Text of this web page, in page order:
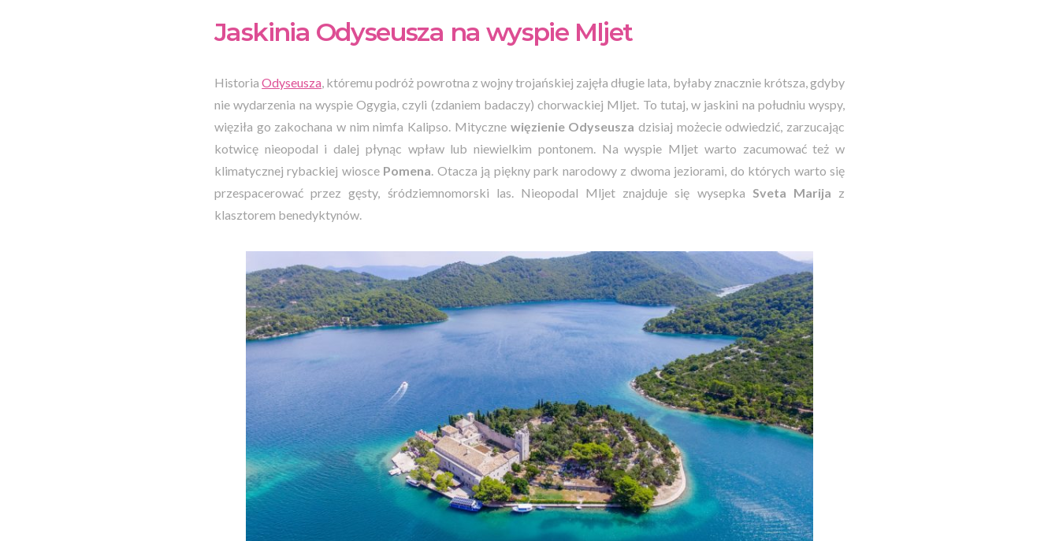
Jaskinia Odyseusza na wyspie Mljet
HistoriaOdyseusza, któremu podróż powrotna z wojny trojańskiej zajęła długie lata, byłaby znacznie krótsza, gdyby
nie wydarzenia na wyspie Ogygia, czyli (zdaniem badaczy) chorwackiej Mljet. To tutaj, w jaskini na południu wyspy,
więziła go zakochana w nim nimfa Kalipso. Mityczne więzienie Odyseusza dzisiaj możecie odwiedzić, zarzucając
kotwicę nieopodal i dalej płynąc wpław lub niewielkim pontonem. Na wyspie Mljet warto zacumować też w
klimatycznej rybackiej wiosce Pomena. Otacza ją piękny park narodowy z dwoma jeziorami, do których warto się
przespacerować przez gęsty, śródziemnomorski las. Nieopodal Mljet znajduje się wysepka Sveta Marija z
klasztorem benedyktynów.